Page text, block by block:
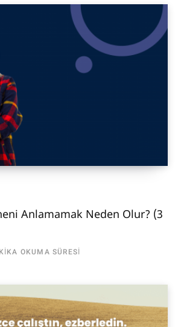
Anlamamak Neden Olur? (3
OKUMA SÜRESI